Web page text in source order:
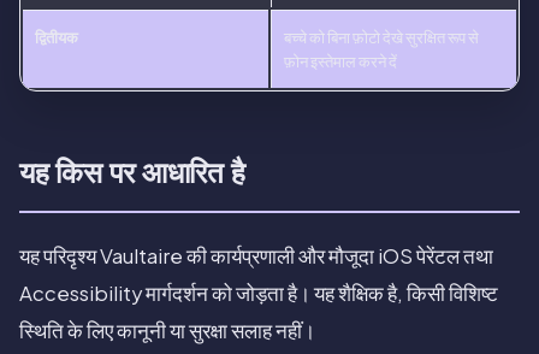
द्वितीयक
बच्चे को बिना फ़ोटो देखे सुरक्षित रूप से
फ़ोन इस्तेमाल करने दें
यह किस पर आधारित है
यह परिदृश्य Vaultaire की कार्यप्रणाली और मौजूदा iOS पेरेंटल तथा
Accessibility मार्गदर्शन को जोड़ता है। यह शैक्षिक है, किसी विशिष्ट
स्थिति के लिए कानूनी या सुरक्षा सलाह नहीं।